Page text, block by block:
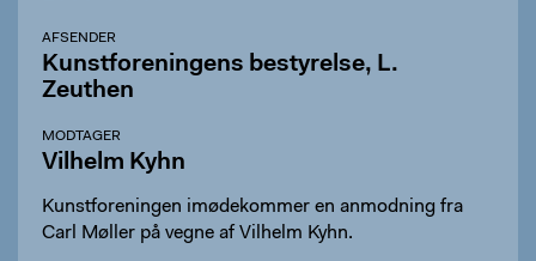
AFSENDER
Kunstforeningens bestyrelse, L.
Zeuthen
MODTAGER
Vilhelm Kyhn
Kunstforeningen imødekommer en anmodning fra
Carl Møller på vegne af Vilhelm Kyhn.